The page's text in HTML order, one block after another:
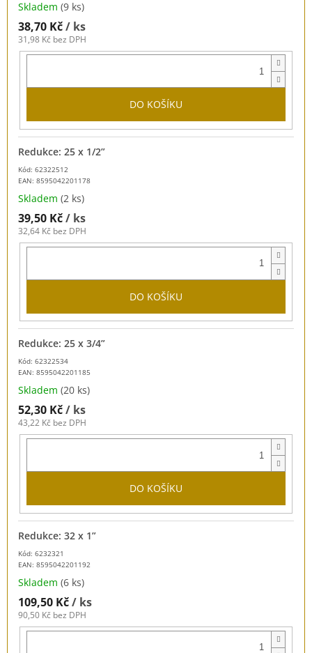
Skladem (9 ks)
38,70 Kč/ ks
31,98 Kč bez DPH
DO KOŠÍKU
Kód: 62322512
EAN: 8595042201178
Redukce: 25 x 1/2”
Skladem (2 ks)
39,50 Kč/ ks
32,64 Kč bez DPH
DO KOŠÍKU
Kód: 62322534
EAN: 8595042201185
Redukce: 25 x 3/4”
Skladem (20 ks)
52,30 Kč/ ks
43,22 Kč bez DPH
DO KOŠÍKU
Kód: 6232321
EAN: 8595042201192
Redukce: 32 x 1”
Skladem (6 ks)
109,50 Kč/ ks
90,50 Kč bez DPH